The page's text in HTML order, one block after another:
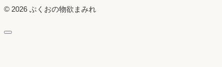
© 2026 ぷくおの物欲まみれ